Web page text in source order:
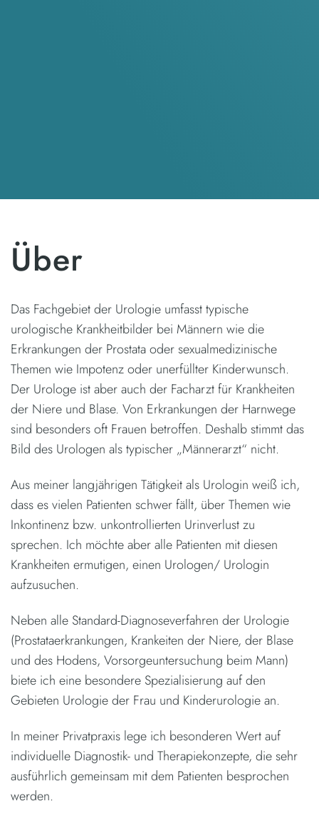
Über
Das Fachgebiet der Urologie umfasst typische
urologische Krankheitbilder bei Männern wie die
Erkrankungen der Prostata oder sexualmedizinische
Themen wie Impotenz oder unerfüllter Kinderwunsch.
Der Urologe ist aber auch der Facharzt für Krankheiten
der Niere und Blase. Von Erkrankungen der Harnwege
sind besonders oft Frauen betroffen. Deshalb stimmt das
Bild des Urologen als typischer „Männerarzt“ nicht.
Aus meiner langjährigen Tätigkeit als Urologin weiß ich,
dass es vielen Patienten schwer fällt, über Themen wie
Inkontinenz bzw. unkontrollierten Urinverlust zu
sprechen. Ich möchte aber alle Patienten mit diesen
Krankheiten ermutigen, einen Urologen/ Urologin
aufzusuchen.
Neben alle Standard-Diagnoseverfahren der Urologie
(Prostataerkrankungen, Krankeiten der Niere, der Blase
und des Hodens, Vorsorgeuntersuchung beim Mann)
biete ich eine besondere Spezialisierung auf den
Gebieten Urologie der Frau und Kinderurologie an.
In meiner Privatpraxis lege ich besonderen Wert auf
individuelle Diagnostik- und Therapiekonzepte, die sehr
ausführlich gemeinsam mit dem Patienten besprochen
werden.